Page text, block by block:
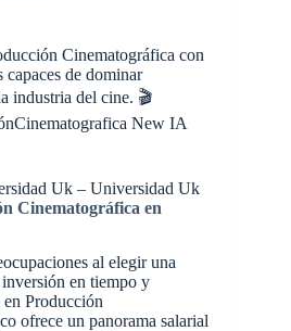
Cinematográfica con
de dominar
industria del cine. 🎬
New IA
Uk – Universidad Uk
Cinematográfica en
al elegir una
en tiempo y
Producción
ofrece un panorama salarial